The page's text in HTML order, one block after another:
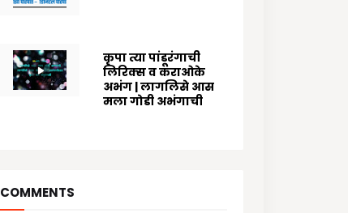
कृपा त्या पांडूरंगाची
लिरिक्स व कराओके
अभंग | लागलिसे आस
मला गोडी अभंगाची
COMMENTS